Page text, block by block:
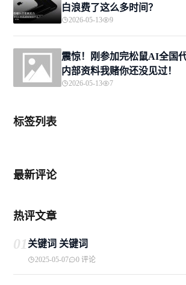
白浪费了这么多时间？
2026-05-13 9
震惊！刚参加完松鼠AI全国
内部资料我赌你还没见过！
2026-05-13 7
标签列表
最新评论
热评文章
01关键词 关键词
2025-05-07 0 评论